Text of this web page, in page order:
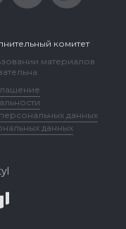
комитет
материалов
данных
данных